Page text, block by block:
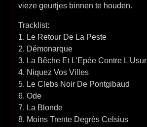
vieze geurtjes binnen te houden.
Tracklist:
1. Le Retour De La Peste
2. Démonarque
3. La Bêche Et L'Epée Contre
4. Niquez Vos Villes
5. Le Clebs Noir De Pontgibaud
6. Ode
7. La Blonde
8. Moins Trente Degrés Celsius